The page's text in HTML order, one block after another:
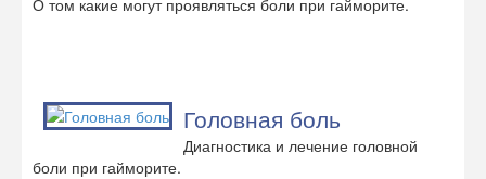
О том какие могут проявляться боли при гайморите.
Головная боль
Диагностика и лечение головной
боли при гайморите.